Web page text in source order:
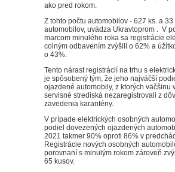
ako pred rokom.
Z tohto počtu automobilov - 627 ks. a 33
automobilov, uvádza Ukravtoprom . V
marcom minulého roka sa registrácie
colným odbavením zvýšili o 62% a
o 43%.
Tento nárast registrácií na trhu s
je spôsobený tým, že jeho najväčší
ojazdené automobily, z ktorých väčšinu
servisné strediská nezaregistrovali z
zavedenia karantény.
V prípade elektrických osobných
podiel dovezených ojazdených
2021 takmer 90% oproti 86% v
Registrácie nových osobných
porovnaní s minulým rokom zároveň
65 kusov.